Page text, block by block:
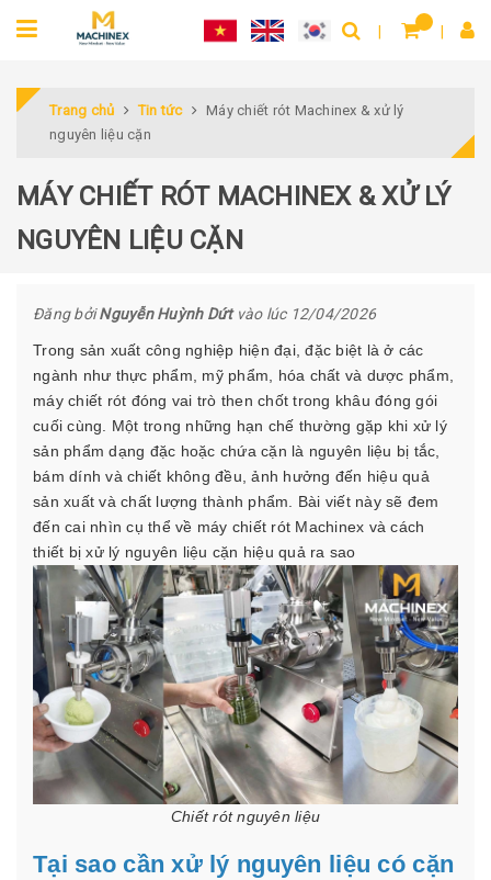
Trang chủ Tin tức
Máy chiết rót Machinex & xử lý
nguyên liệu cặn
MÁY CHIẾT RÓT MACHINEX & XỬ LÝ
NGUYÊN LIỆU CẶN
Đăng bởiNguyễn Huỳnh Dứtvào lúc 12/04/2026
Trong sản xuất công nghiệp hiện đại, đặc biệt là ở các
ngành như thực phẩm, mỹ phẩm, hóa chất và dược phẩm,
máy chiết rót đóng vai trò then chốt trong khâu đóng gói
cuối cùng. Một trong những hạn chế thường gặp khi xử lý
sản phẩm dạng đặc hoặc chứa cặn là nguyên liệu bị tắc,
bám dính và chiết không đều, ảnh hưởng đến hiệu quả
sản xuất và chất lượng thành phẩm. Bài viết này sẽ đem
đến cai nhìn cụ thể về máy chiết rót Machinex và cách
thiết bị xử lý nguyên liệu cặn hiệu quả ra sao
Chiết rót nguyên liệu
Tại sao cần xử lý nguyên liệu có cặn